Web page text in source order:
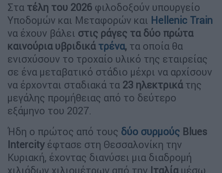
Στα τέλη του 2026 φιλοδοξούν υπουργείο
Υποδομών και Μεταφορών και Hellenic Train
να έχουν βάλει στις ράγες τα δύο πρώτα
καινούρια υβριδικά τρένα, τα οποία θα
ενισχύσουν το τροχαίο υλικό της εταιρείας
σε ένα μεταβατικό στάδιο μέχρι να αρχίσουν
να έρχονται σταδιακά τα 23 ηλεκτρικάτης
μεγάλης προμήθειας από το δεύτερο
εξάμηνο του 2027.
Ήδη ο πρώτος από τους δύο συρμούς Blues
Intercity έφτασε στη Θεσσαλονίκη την
Κυριακή, έχοντας διανύσει μια διαδρομή
χιλιάδων χιλιομέτρων από την Ιταλίαμέσω